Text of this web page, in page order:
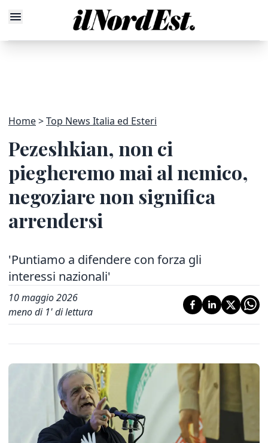
Home Top News Italia ed Esteri
Pezeshkian, non ci
piegheremo mai al nemico,
negoziare non significa
arrendersi
'Puntiamo a difendere con forza gli
interessi nazionali'
10 maggio 2026
meno di 1' di lettura